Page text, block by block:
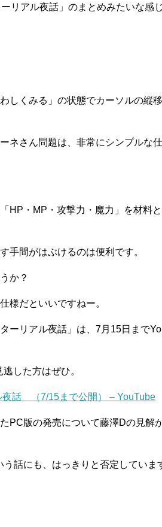
リアル夜話」のまとめみたいな感
しくみる」の状態でカーソルの縦
ネさん問題は、非常にシンプルな
HP・MP・攻撃力・魔力」を材料
手間がはぶけるのは便利です。
か？
様だといいですねー。
ーリアル夜話」は、7月15日まで
した方はぜひ。
夜話 （7/15まで公開） – YouTube
PC版の発売について藤澤Dの見解
話にも、はっきりと否定していま